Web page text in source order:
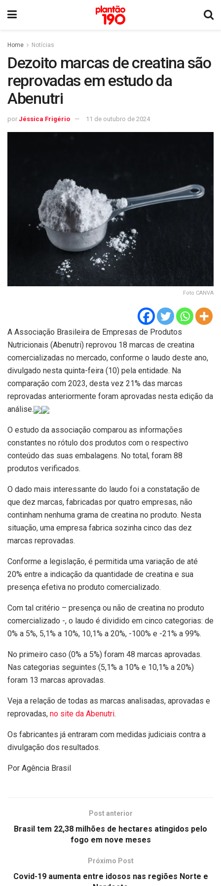
Home Notícias
Dezoito marcas de creatina são
reprovadas em estudo da
Abenutri
por Jéssica Frigério 11 de outubro de 2024
Foto CANVA
A Associação Brasileira de Empresas de Produtos
Nutricionais (Abenutri) reprovou 18 marcas de creatina
comercializadas no mercado, conforme o laudo deste ano,
divulgado nesta quinta-feira (10) pela entidade. Na
comparação com 2023, desta vez 21% das marcas
reprovadas anteriormente foram aprovadas nesta edição da
análise.
O estudo da associação comparou as informações
constantes no rótulo dos produtos com o respectivo
conteúdo das suas embalagens. No total, foram 88
produtos verificados.
O dado mais interessante do laudo foi a constatação de
que dez marcas, fabricadas por quatro empresas, não
continham nenhuma grama de creatina no produto. Nesta
situação, uma empresa fabrica sozinha cinco das dez
marcas reprovadas.
Conforme a legislação, é permitida uma variação de até
20% entre a indicação da quantidade de creatina e sua
presença efetiva no produto comercializado.
Com tal critério – presença ou não de creatina no produto
comercializado -, o laudo é dividido em cinco categorias: de
0% a 5%, 5,1% a 10%, 10,1% a 20%, -100% e -21% a 99%.
No primeiro caso (0% a 5%) foram 48 marcas aprovadas.
Nas categorias seguintes (5,1% a 10% e 10,1% a 20%)
foram 13 marcas aprovadas.
Veja a relação de todas as marcas analisadas, aprovadas e
reprovadas, no site da Abenutri.
Os fabricantes já entraram com medidas judiciais contra a
divulgação dos resultados.
Por Agência Brasil
Post anterior
Brasil tem 22,38 milhões de hectares atingidos pelo
fogo em nove meses
Próximo Post
Covid-19 aumenta entre idosos nas regiões Norte e